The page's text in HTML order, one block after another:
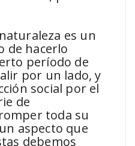
es un
de hacerlo
período de
por un lado, y
social por el
de
toda su
aspecto que
debemos